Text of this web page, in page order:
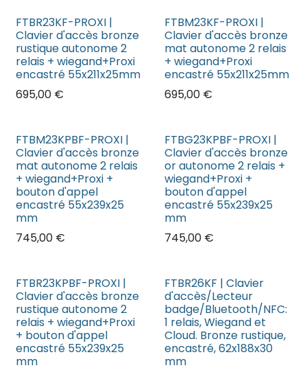
FTBR23KF-PROXI |
Clavier d'accès bronze
rustique autonome 2
relais + wiegand+Proxi
encastré 55x211x25mm
695,00 €
FTBM23KF-PROXI |
Clavier d'accès bronze
mat autonome 2 relais
+ wiegand+Proxi
encastré 55x211x25mm
695,00€
FTBM23KPBF-PROXI |
Clavier d'accès bronze
mat autonome 2 relais
+ wiegand+Proxi +
bouton d'appel
encastré 55x239x25
mm
745,00 €
FTBG23KPBF-PROXI |
Clavier d'accès bronze
or autonome 2 relais +
wiegand+Proxi +
bouton d'appel
encastré 55x239x25
mm
745,00€
FTBR23KPBF-PROXI |
Clavier d'accès bronze
rustique autonome 2
relais + wiegand+Proxi
+ bouton d'appel
encastré 55x239x25
mm
FTBR26KF | Clavier
d'accès/Lecteur
badge/Bluetooth/NFC:
1 relais, Wiegand et
Cloud. Bronze rustique,
encastré, 62x188x30
mm